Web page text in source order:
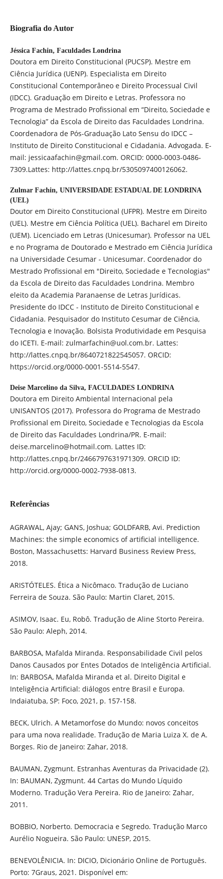
Biografia do Autor
Jéssica Fachin, Faculdades Londrina
Doutora em Direito Constitucional (PUCSP). Mestre em
Ciência Jurídica (UENP). Especialista em Direito
Constitucional Contemporâneo e Direito Processual Civil
(IDCC). Graduação em Direito e Letras. Professora no
Programa de Mestrado Profissional em “Direito, Sociedade e
Tecnologia” da Escola de Direito das Faculdades Londrina.
Coordenadora de Pós-Graduação Lato Sensu do IDCC –
Instituto de Direito Constitucional e Cidadania. Advogada. E-
mail: jessicaafachin@gmail.com. ORCID: 0000-0003-0486-
7309.Lattes: http://lattes.cnpq.br/5305097400126062.
Zulmar Fachin, UNIVERSIDADE ESTADUAL DE LONDRINA
(UEL)
Doutor em Direito Constitucional (UFPR). Mestre em Direito
(UEL). Mestre em Ciência Política (UEL). Bacharel em Direito
(UEM). Licenciado em Letras (Unicesumar). Professor na UEL
e no Programa de Doutorado e Mestrado em Ciência Jurídica
na Universidade Cesumar - Unicesumar. Coordenador do
Mestrado Profissional em "Direito, Sociedade e Tecnologias"
da Escola de Direito das Faculdades Londrina. Membro
eleito da Academia Paranaense de Letras Jurídicas.
Presidente do IDCC - Instituto de Direito Constitucional e
Cidadania. Pesquisador do Instituto Cesumar de Ciência,
Tecnologia e Inovação. Bolsista Produtividade em Pesquisa
do ICETI. E-mail: zulmarfachin@uol.com.br. Lattes:
http://lattes.cnpq.br/8640721822545057. ORCID:
https://orcid.org/0000-0001-5514-5547.
Deise Marcelino da Silva, FACULDADES LONDRINA
Doutora em Direito Ambiental Internacional pela
UNISANTOS (2017). Professora do Programa de Mestrado
Profissional em Direito, Sociedade e Tecnologias da Escola
de Direito das Faculdades Londrina/PR. E-mail:
deise.marcelino@hotmail.com. Lattes ID:
http://lattes.cnpq.br/2466797631971309. ORCID ID:
http://orcid.org/0000-0002-7938-0813.
Referências
AGRAWAL, Ajay; GANS, Joshua; GOLDFARB, Avi. Prediction
Machines: the simple economics of artificial intelligence.
Boston, Massachusetts: Harvard Business Review Press,
2018.
ARISTÓTELES. Ética a Nicômaco. Tradução de Luciano
Ferreira de Souza. São Paulo: Martin Claret, 2015.
ASIMOV, Isaac. Eu, Robô. Tradução de Aline Storto Pereira.
São Paulo: Aleph, 2014.
BARBOSA, Mafalda Miranda. Responsabilidade Civil pelos
Danos Causados por Entes Dotados de Inteligência Artificial.
In: BARBOSA, Mafalda Miranda et al. Direito Digital e
Inteligência Artificial: diálogos entre Brasil e Europa.
Indaiatuba, SP: Foco, 2021, p. 157-158.
BECK, Ulrich. A Metamorfose do Mundo: novos conceitos
para uma nova realidade. Tradução de Maria Luiza X. de A.
Borges. Rio de Janeiro: Zahar, 2018.
BAUMAN, Zygmunt. Estranhas Aventuras da Privacidade (2).
In: BAUMAN, Zygmunt. 44 Cartas do Mundo Líquido
Moderno. Tradução Vera Pereira. Rio de Janeiro: Zahar,
2011.
BOBBIO, Norberto. Democracia e Segredo. Tradução Marco
Aurélio Nogueira. São Paulo: UNESP, 2015.
BENEVOLÊNICIA. In: DICIO, Dicionário Online de Português.
Porto: 7Graus, 2021. Disponível em: